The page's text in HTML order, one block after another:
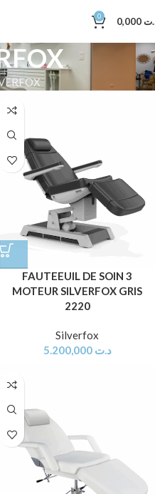
0
FAUTEEUIL DE SOIN 3
MOTEUR SILVERFOX GRIS
2220
Silverfox
د.ت 5.200,000